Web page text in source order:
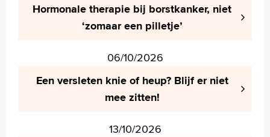
Hormonale therapie bij borstkanker, niet
‘zomaar een pilletje’
06/10/2026
Een versleten knie of heup? Blijf er niet
mee zitten!
13/10/2026